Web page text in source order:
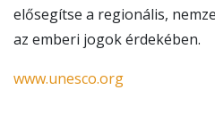
elősegítse a regionális,
az emberi jogok érdekében.
www.unesco.org